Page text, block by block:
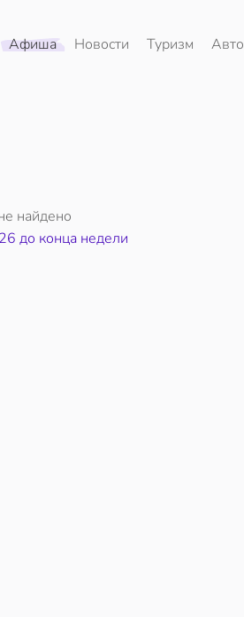
Афиша Новости Туризм Авто
найдено
до конца недели